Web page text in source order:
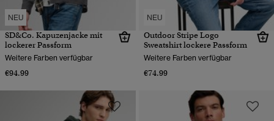
NEU
SD&Co. Kapuzenjacke mit
lockerer Passform
Weitere Farben verfügbar
€94.99
NEU
Outdoor Stripe Logo
Sweatshirt lockere Passform
Weitere Farben verfügbar
€74.99